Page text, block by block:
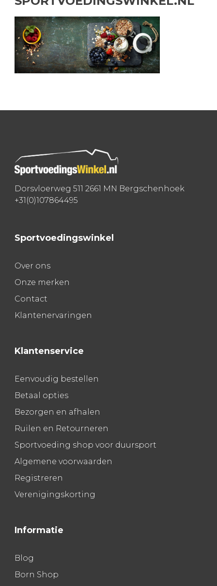
Dorsvloerweg 511 2661 MN Bergschenhoek
+31(0)107864495
Sportvoedingswinkel
Over ons
Onze merken
Contact
Klantenervaringen
Klantenservice
Eenvoudig bestellen
Betaal opties
Bezorgen en afhalen
Ruilen en Retourneren
Sportvoeding shop voor duursport
Algemene voorwaarden
Registreren
Verenigingskorting
Informatie
Blog
Born Shop